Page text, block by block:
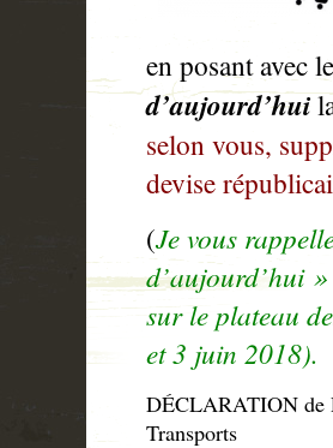
en posant avec
d’aujourd’hui
selon vous,
devise
(Je vous
d’aujourd’hui »
sur le plateau
et3 juin 2018).
DÉCLARATION de
Transports